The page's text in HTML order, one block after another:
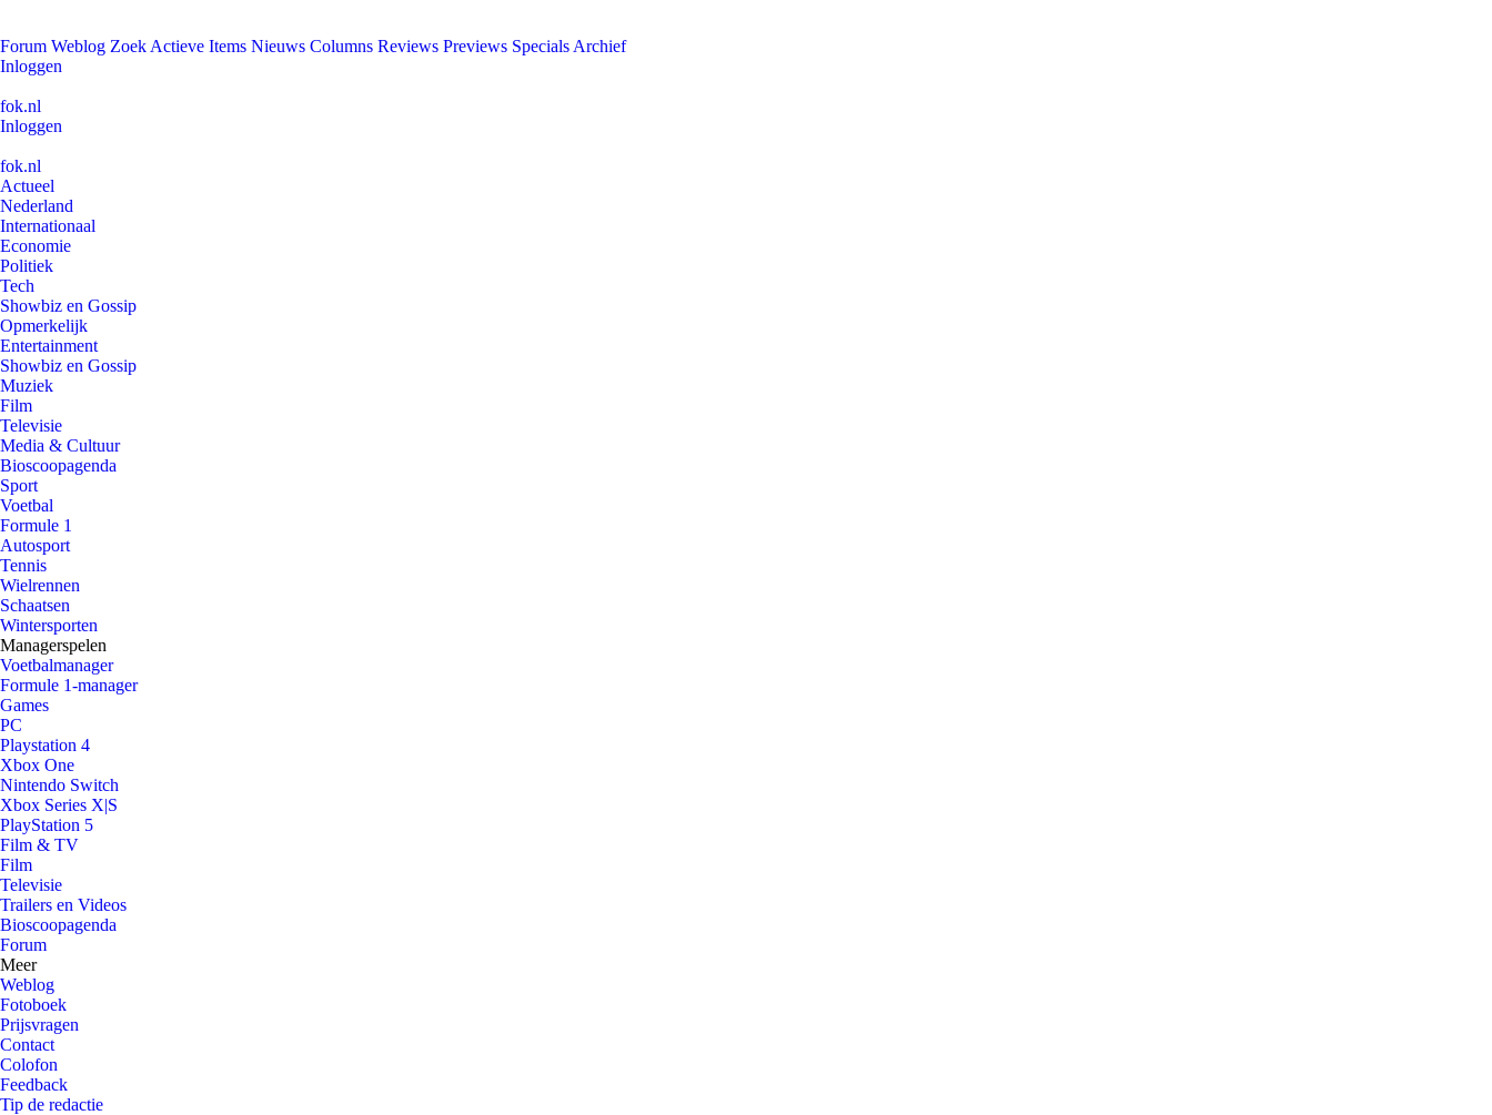
Forum Weblog Zoek Actieve Items Nieuws Columns Reviews Previews Specials Archief
Inloggen
fok.nl
Inloggen
fok.nl
Actueel
Nederland
Internationaal
Economie
Politiek
Tech
Showbiz en Gossip
Opmerkelijk
Entertainment
Showbiz en Gossip
Muziek
Film
Televisie
Media & Cultuur
Bioscoopagenda
Sport
Voetbal
Formule 1
Autosport
Tennis
Wielrennen
Schaatsen
Wintersporten
Managerspelen
Voetbalmanager
Formule 1-manager
Games
PC
Playstation 4
Xbox One
Nintendo Switch
Xbox Series X|S
PlayStation 5
Film & TV
Film
Televisie
Trailers en Videos
Bioscoopagenda
Forum
Meer
Weblog
Fotoboek
Prijsvragen
Contact
Colofon
Feedback
Tip de redactie